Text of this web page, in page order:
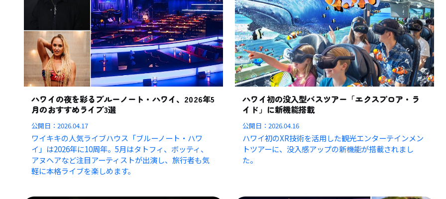
ハワイの夜を彩るブルーノート・ハワイ、2026年5
月のおすすめライブ3選
公開日：2026.04.17
ワイキキの人気ライブハウス「ブルーノート・ハワ
イ」は2026年に10周年。5月はタトフィ、ボッティ、
アヌヘアなど注目アーティストが出演し、旅行者も気
軽に本格ライブを楽しめます。
ハワイ初の没入型バスツアー「エクスプロア・ラ
イド」に新機能搭載
公開日：2026.04.16
ハワイ初のXR技術を活用した観光エンターテインメン
トツアーに、没入感アップの新機能が搭載されまし
た。